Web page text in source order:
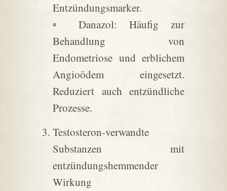
Entzündungsmarker.
◦ Danazol: Häufig zur
Behandlung von
Endometriose und erblichem
Angioödem eingesetzt.
Reduziert auch entzündliche
Prozesse.
Testosteron-verwandte
Substanzen mit
entzündungshemmender
Wirkung